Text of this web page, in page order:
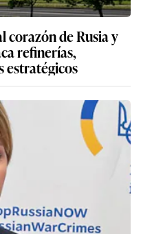
corazón de Rusia y
refinerías,
estratégicos